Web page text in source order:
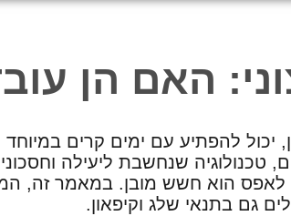
האם הן
יכול להפתיע עם ימים קרים
שנחשבת ליעילה
הוא חשש מובן. במאמר זה,
גם בתנאי שלג וקיפאון.